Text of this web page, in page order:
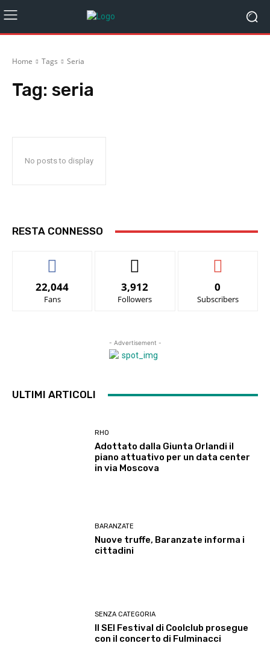
Home Tags Seria
Tag: seria
No posts to display
RESTA CONNESSO
22,044
Fans
3,912
Followers
0
Subscribers
- Advertisement -
ULTIMI ARTICOLI
RHO
Adottato dalla Giunta Orlandi il
piano attuativo per un data center
in via Moscova
BARANZATE
Nuove truffe, Baranzate informa i
cittadini
SENZA CATEGORIA
Il SEI Festival di Coolclub prosegue
con il concerto di Fulminacci